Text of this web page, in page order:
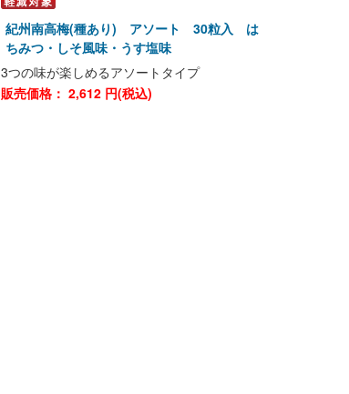
紀州南高梅(種あり) アソート 30粒入 は
ちみつ・しそ風味・うす塩味
3つの味が楽しめるアソートタイプ
販売価格： 2,612 円(税込)